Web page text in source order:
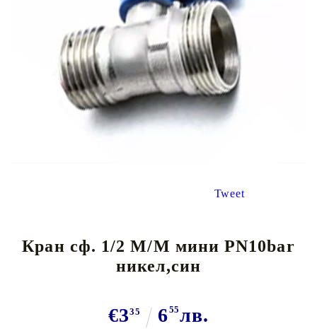
Tweet
Кран сф. 1/2 М/М мини PN10bar
никел,син
€335 655лв.